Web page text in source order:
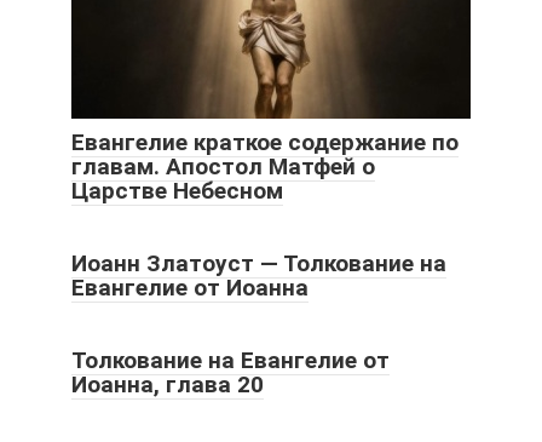
Евангелие краткое содержание по
главам. Апостол Матфей о
Царстве Небесном
Иоанн Златоуст — Толкование на
Евангелие от Иоанна
Толкование на Евангелие от
Иоанна, глава 20